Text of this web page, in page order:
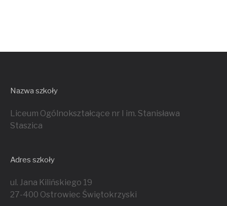
Nazwa szkoły
Liceum Ogólnokształcące nr I im. Stanisława
Staszica
Adres szkoły
ul. Jana Kilińskiego 19
27-400 Ostrowiec Świętokrzyski